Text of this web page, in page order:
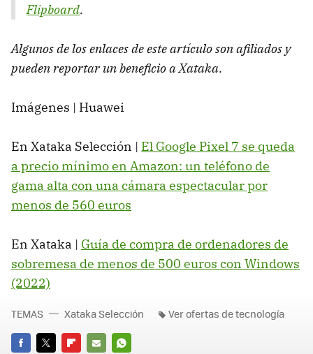
Flipboard.
Algunos de los enlaces de este artículo son afiliados y
pueden reportar un beneficio a Xataka.
Imágenes | Huawei
En Xataka Selección | El Google Pixel 7 se queda
a precio mínimo en Amazon: un teléfono de
gama alta con una cámara espectacular por
menos de 560 euros
En Xataka | Guía de compra de ordenadores de
sobremesa de menos de 500 euros con Windows
(2022)
TEMAS Xataka Selección Ver ofertas de tecnología